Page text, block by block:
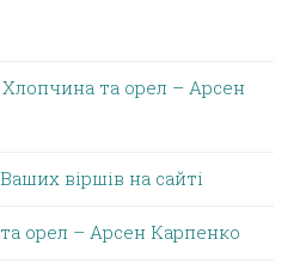
Хлопчина та орел – Арсен
віршів на сайті
орел – Арсен Карпенко